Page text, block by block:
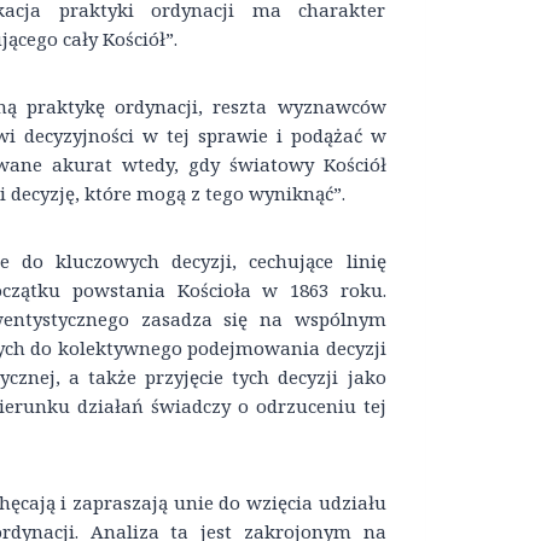
praktyki ordynacji ma charakter
cały Kościół”.
praktykę ordynacji, reszta wyznawców
decyzyjności w tej sprawie i podążać w
akurat wtedy, gdy światowy Kościół
które mogą z tego wyniknąć”.
do kluczowych decyzji, cechujące linię
powstania Kościoła w 1863 roku.
zasadza się na wspólnym
do kolektywnego podejmowania decyzji
a także przyjęcie tych decyzji jako
działań świadczy o odrzuceniu tej
i zapraszają unie do wzięcia udziału
Analiza ta jest zakrojonym na